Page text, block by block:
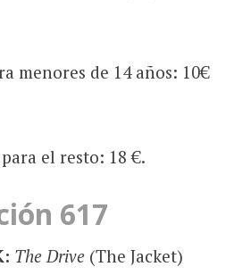
menores de 14 años: 10€
el resto: 18 €.
617
The Drive(The Jacket)